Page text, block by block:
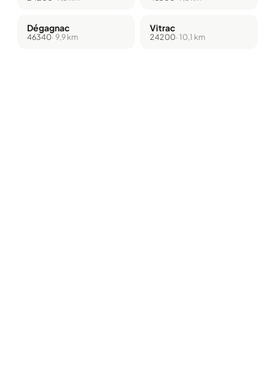
Dégagnac
46340· 9,9 km
Vitrac
24200· 10,1 km